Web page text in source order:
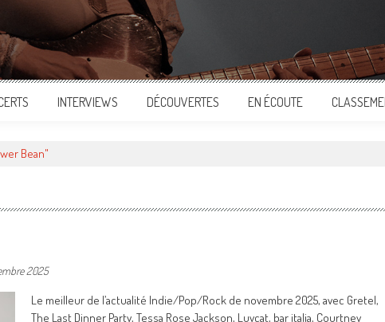
INTERVIEWS DÉCOUVERTES EN ÉCOUTE
Bean"
2025
Le meilleur de l’actualité Indie/Pop/Rock de novembre 2025, avec Gretel,
The Last Dinner Party, Tessa Rose Jackson, Luvcat, bar italia, Courtney